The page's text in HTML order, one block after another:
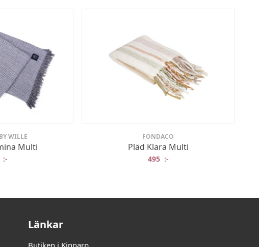
WILLE
Multi
:-
FONDACO
Pläd Klara Multi
495 :-
Länkar
Butiken i Kinnarp